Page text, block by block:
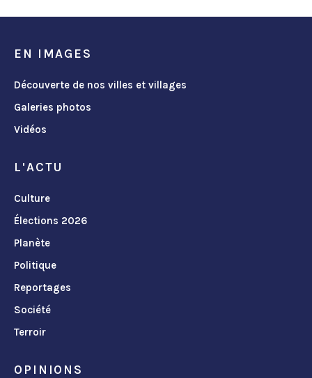
EN IMAGES
Découverte de nos villes et villages
Galeries photos
Vidéos
L'ACTU
Culture
Élections 2026
Planète
Politique
Reportages
Société
Terroir
OPINIONS